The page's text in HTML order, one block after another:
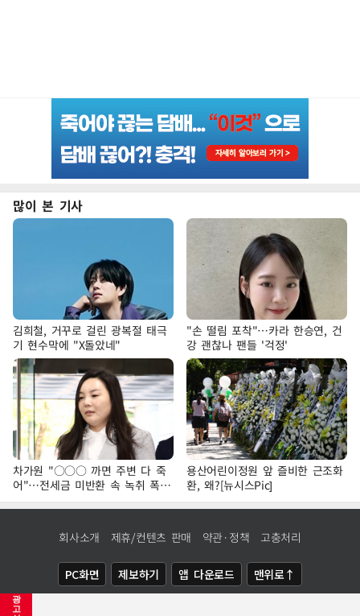
광
고
많이 본 기사
김희철, 거꾸로 걸린 광복절 태극
기 현수막에 "X돌았네"
"손 떨림 포착"…카라 한승연, 건
강 괜찮나 팬들 '걱정'
차가원 "○○○ 까면 주변 다 죽
어"…전세금 미반환 속 녹취 폭로
파장
용산어린이정원 앞 즐비한 근조화
환, 왜?[뉴시스Pic]
회사소개 제휴/컨텐츠 판매 약관·정책 고충처리
PC화면 제보하기 앱 다운로드 맨위로↑